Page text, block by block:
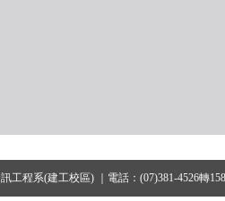
工程系(建工校區) ｜電話：(07)381-4526轉